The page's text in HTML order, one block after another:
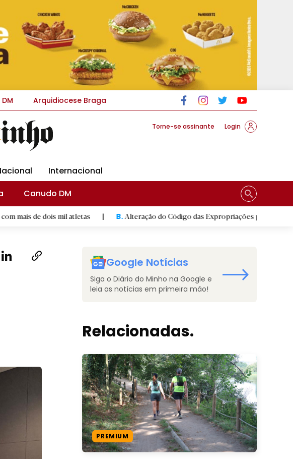
Arquidiocese Braga
Torne-se assinante Login
Internacional
Canudo DM
mil atletas | B.Alteração do Código das Expropriações pode ajudar construção
Google Notícias
Siga o Diário do Minho na Google e
leia as notícias em primeira mão!
Relacionadas.
PREMIUM